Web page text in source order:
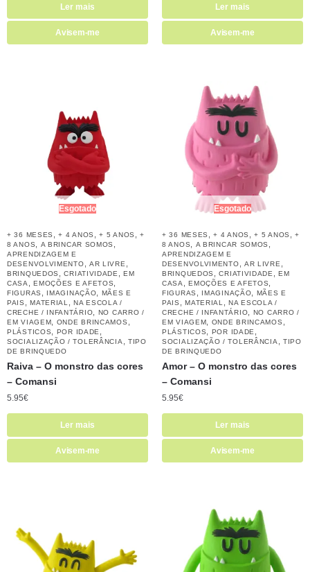
Ler mais
Avisem-me
Ler mais
Avisem-me
Esgotado
+ 36 MESES ,+ 4 ANOS ,+ 5 ANOS ,+
8 ANOS
A BRINCAR SOMOS
APRENDIZAGEM E
DESENVOLVIMENTO
AR LIVRE
BRINQUEDOS ,CRIATIVIDADE ,EM
CASA
,EMOÇÕES E AFETOS
FIGURAS IMAGINAÇÃO
MÃES E
PAIS
,MATERIAL ,NA ESCOLA /
CRECHE / INFANTÁRIO
NO CARRO /
EM VIAGEM
ONDE BRINCAMOS
PLÁSTICOS POR IDADE
SOCIALIZAÇÃO / TOLERÂNCIA
TIPO
DE BRINQUEDO
Raiva – O monstro das cores
– Comansi
5.95€
Ler mais
Avisem-me
Esgotado
+ 36 MESES ,+ 4 ANOS ,+ 5 ANOS ,+
8 ANOS
A BRINCAR SOMOS
APRENDIZAGEM E
DESENVOLVIMENTO
AR LIVRE
BRINQUEDOS ,CRIATIVIDADE ,EM
CASA
,EMOÇÕES E AFETOS
FIGURAS IMAGINAÇÃO
MÃES E
PAIS
,MATERIAL ,NA ESCOLA /
CRECHE / INFANTÁRIO
NO CARRO /
EM VIAGEM
ONDE BRINCAMOS
PLÁSTICOS POR IDADE
SOCIALIZAÇÃO / TOLERÂNCIA
TIPO
DE BRINQUEDO
Amor – O monstro das cores
– Comansi
5.95€
Ler mais
Avisem-me